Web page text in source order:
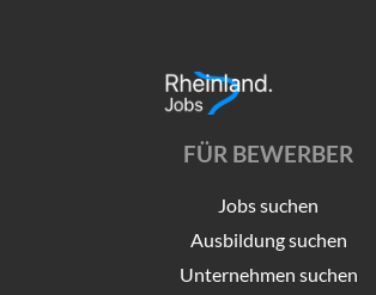
FÜR BEWERBER
Jobs suchen
Ausbildung suchen
Unternehmen suchen